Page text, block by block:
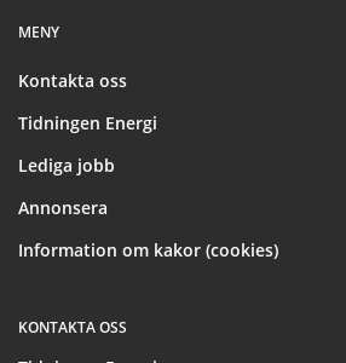
MENY
Kontakta oss
Tidningen Energi
Lediga jobb
Annonsera
Information om kakor (cookies)
KONTAKTA OSS